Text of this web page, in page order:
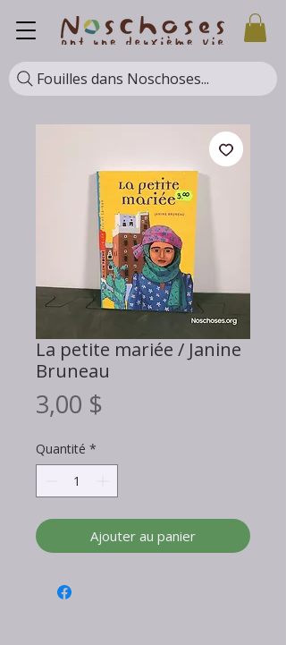
Fouilles dans Noschoses...
La petite mariée / Janine
Bruneau
3,00 $
Quantité *
Ajouter au panier